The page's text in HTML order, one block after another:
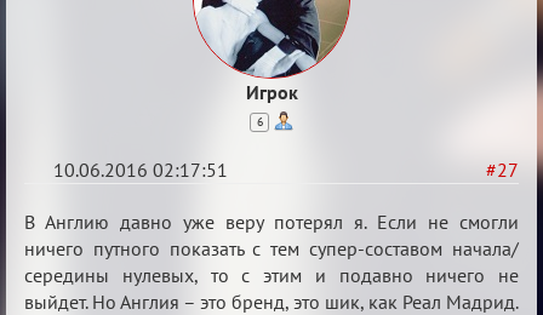
Игрок
6
#27
10.06.2016 02:17:51
Re:
Евро
2016
В Англию давно уже веру потерял я. Если не смогли
ничего путного показать с тем супер-составом начала/
середины нулевых, то с этим и подавно ничего не
выйдет. Но Англия – это бренд, это шик, как Реал Мадрид.